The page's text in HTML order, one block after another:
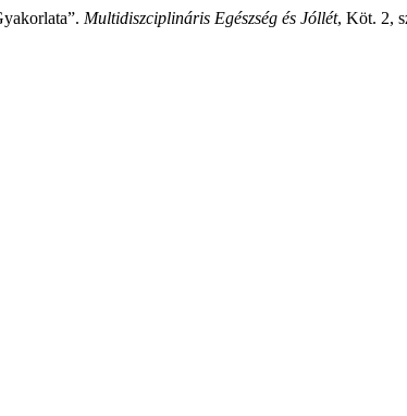
Multidiszciplináris Egészség és Jóllét, Köt. 2,